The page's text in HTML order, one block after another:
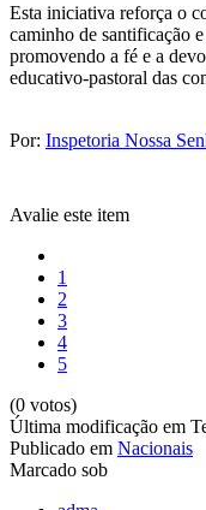
Esta iniciativa reforça o
caminho de santificação
promovendo a fé e a
educativo-pastoral das
Por: Inspetoria Nossa
Avalie este item
1
2
3
4
5
(0 votos)
Última modificação em
Publicado em Nacionais
Marcado sob